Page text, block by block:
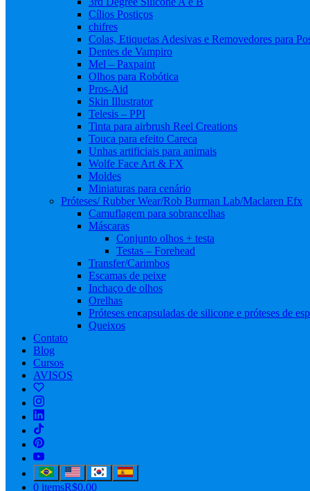
Cílios Postiços
chifres
Colas, Etiquetas Adesivas e Removedores para
Dentes de Vampiro
Mel – Paxpaint
Olhos para Robótica
Pros-Aid
Skin Illustrator
Telesis – PPI
Tinta para airbrush Reel Creations
Touca para efeito Careca
Unhas artificiais para animais
Wolfe Face Art & FX
Moldes
Miniaturas para cenário
Próteses/ Rubber Wear/Rob Burman Lab/Maclaren Efx
Camuflagem para sobrancelhas
Máscaras
Conjunto olhos + testa
Testas – Forehead
Transfer/Carimbos
Escamas de peixe
Inchaço de olhos
Orelhas
Próteses encapsuladas de silicone e próteses de
Queixos
Contato
Blog
Cursos
AVISOS
0 itemsR$0,00